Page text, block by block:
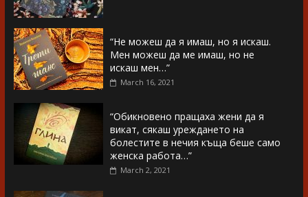
“Не можеш да я имаш, но я искаш.
Мен можеш да ме имаш, но не
искаш мен…”
March 16, 2021
“Обикновено пращаха жени да я
викат, сякаш уреждането на
болестите в нечия къща беше само
женска работа…”
March 2, 2021